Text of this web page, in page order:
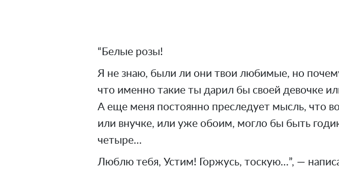
“Белые розы!
Я не знаю, были ли они твои любимые, но
что именно такие ты дарил бы своей девочке
А еще меня постоянно преследует мысль, что
или внучке, или уже обоим, могло бы быть
четыре…
Люблю тебя, Устим! Горжусь, тоскую…”, —